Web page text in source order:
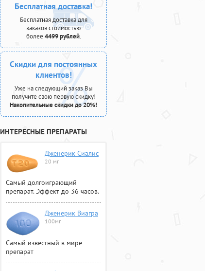
Бесплатная доставка!
Бесплатная доставка для
заказов стоимостью
более 4499 рублей.
Скидки для постоянных
клиентов!
Уже на следующий заказ Вы
получите свою первую скидку!
Накопительные скидки до 20%!
ИНТЕРЕСНЫЕ ПРЕПАРАТЫ
Дженерик Сиалис
20 мг
Самый долгоиграющий
препарат. Эффект до 36 часов.
Дженерик Виагра
100мг
Самый известный в мире
препарат